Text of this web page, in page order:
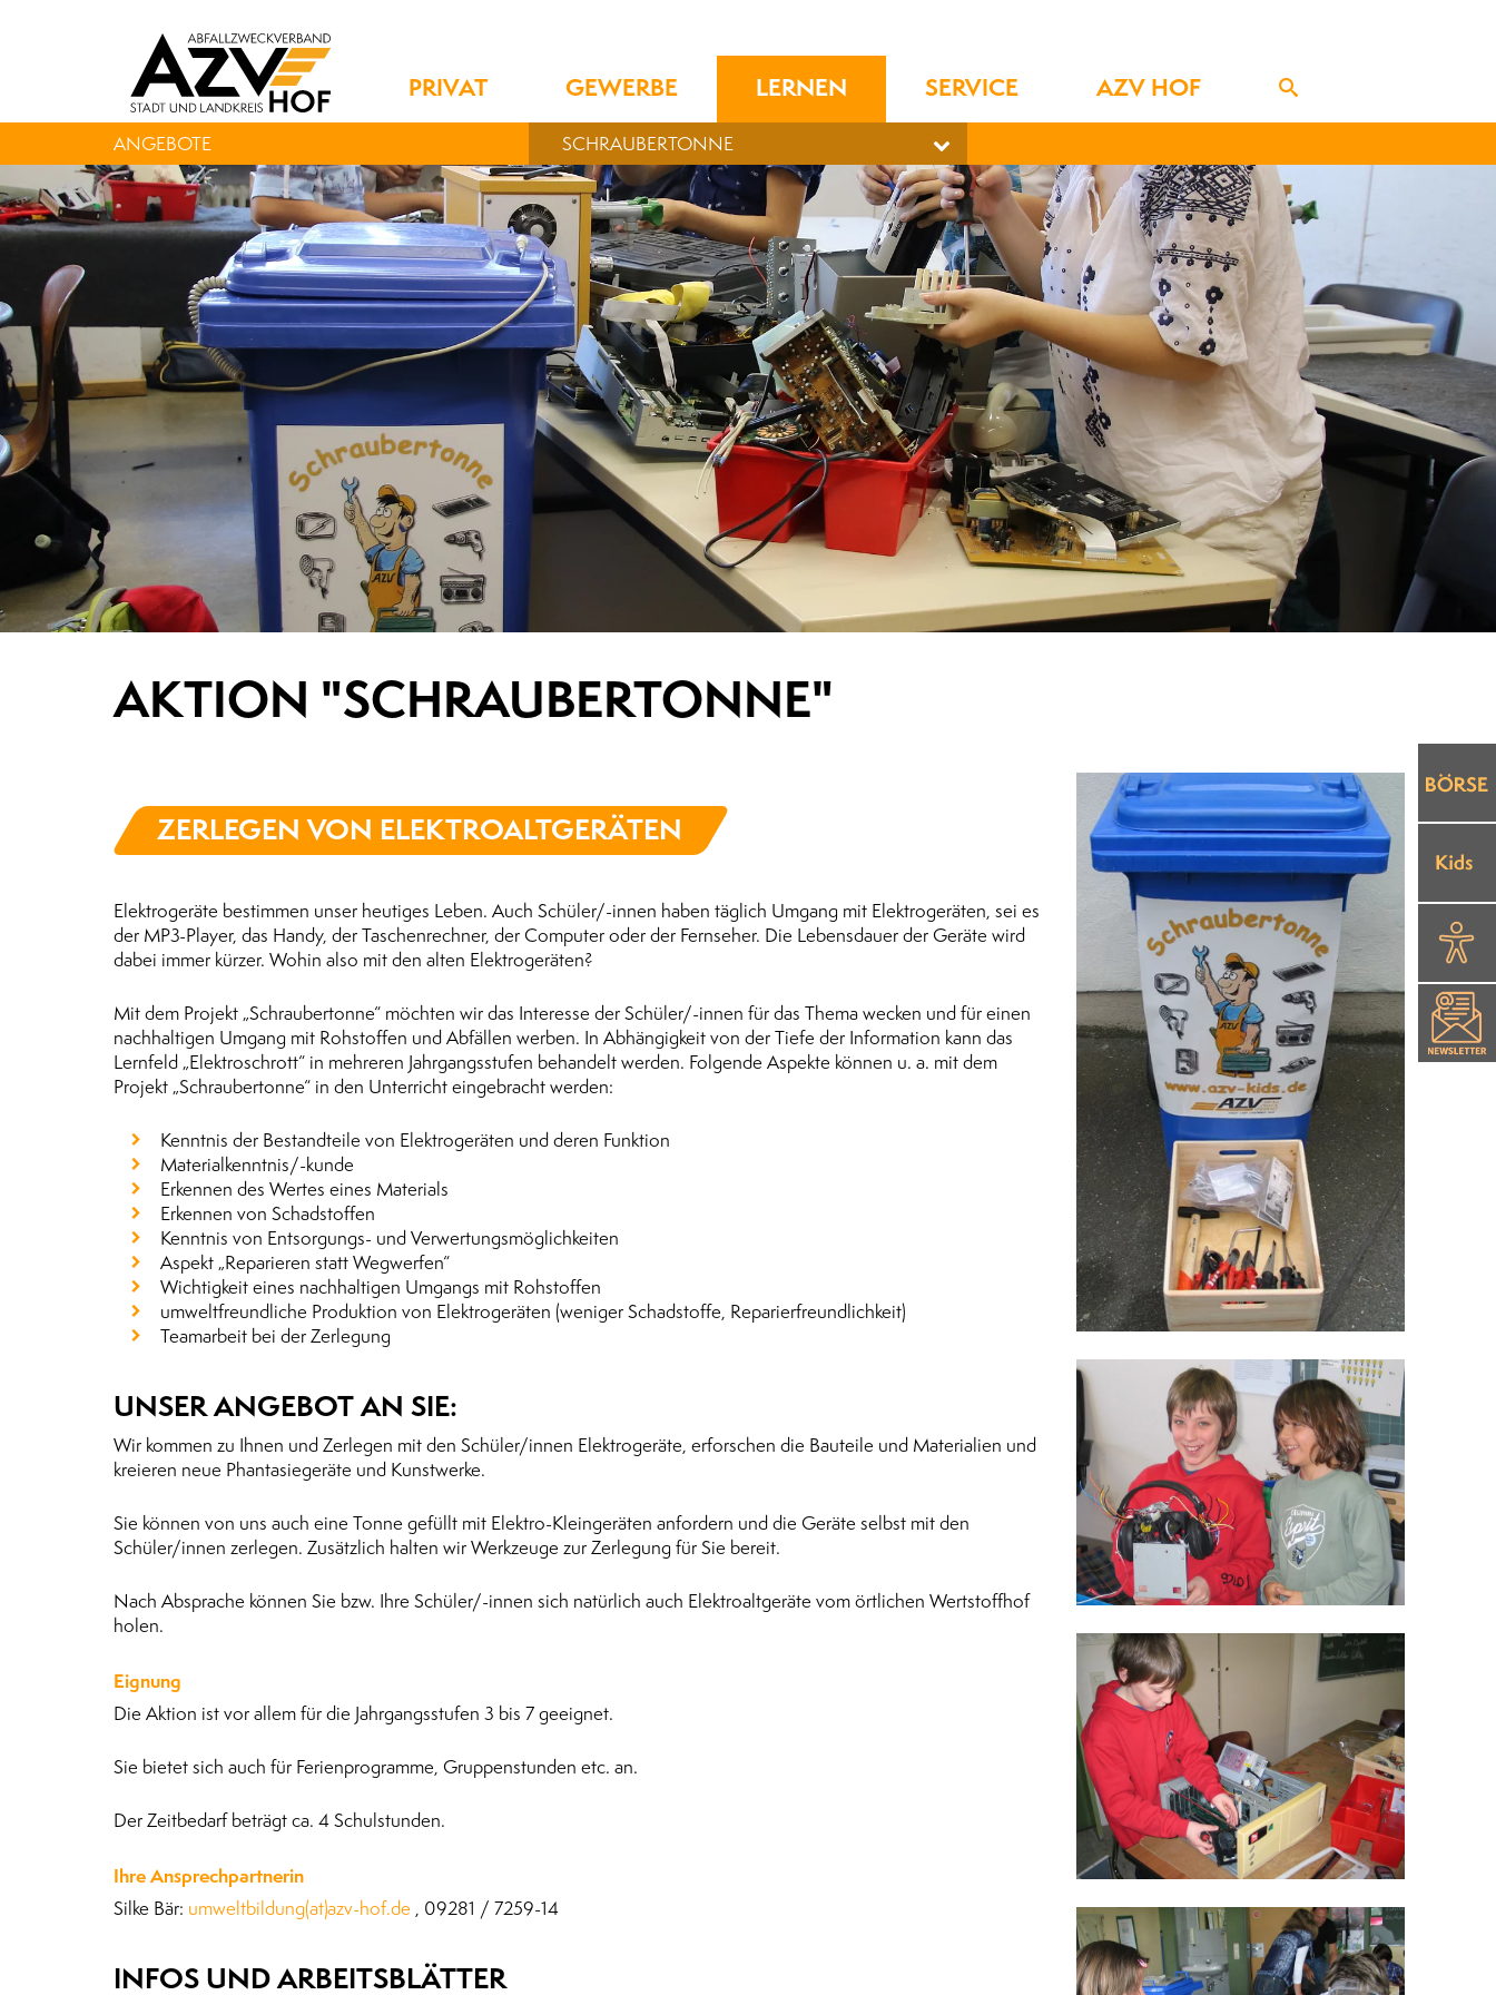
PRIVAT GEWERBE LERNEN SERVICE AZV HOF
ANGEBOTE SCHRAUBERTONNE
AKTION "SCHRAUBERTONNE"
ZERLEGEN VON ELEKTROALT­GERÄTEN
Elektrogeräte bestimmen unser heutiges Leben. Auch Schüler/-innen haben täglich Umgang mit Elektrogeräten, sei es
der MP3-Player, das Handy, der Taschenrechner, der Computer oder der Fernseher. Die Lebensdauer der Geräte wird
dabei immer kürzer. Wohin also mit den alten Elektrogeräten?
Mit dem Projekt „Schraubertonne“ möchten wir das Interesse der Schüler/-innen für das Thema wecken und für einen
nachhaltigen Umgang mit Rohstoffen und Abfällen werben. In Abhängigkeit von der Tiefe der Information kann das
Lernfeld „Elektroschrott“ in mehreren Jahrgangsstufen behandelt werden. Folgende Aspekte können u. a. mit dem
Projekt „Schraubertonne“ in den Unterricht eingebracht werden:
Kenntnis der Bestandteile von Elektrogeräten und deren Funktion
Materialkenntnis/-kunde
Erkennen des Wertes eines Materials
Erkennen von Schadstoffen
Kenntnis von Entsorgungs- und Verwertungsmöglichkeiten
Aspekt „Reparieren statt Wegwerfen“
Wichtigkeit eines nachhaltigen Umgangs mit Rohstoffen
umweltfreundliche Produktion von Elektrogeräten (weniger Schadstoffe, Reparierfreundlichkeit)
Teamarbeit bei der Zerlegung
UNSER ANGEBOT AN SIE:
Wir kommen zu Ihnen und Zerlegen mit den Schüler/innen Elektrogeräte, erforschen die Bauteile und Materialien und
kreieren neue Phantasiegeräte und Kunstwerke.
Sie können von uns auch eine Tonne gefüllt mit Elektro-Kleingeräten anfordern und die Geräte selbst mit den
Schüler/innen zerlegen. Zusätzlich halten wir Werkzeuge zur Zerlegung für Sie bereit.
Nach Absprache können Sie bzw. Ihre Schüler/-innen sich natürlich auch Elektroaltgeräte vom örtlichen Wertstoffhof
holen.
Eignung
Die Aktion ist vor allem für die Jahrgangsstufen 3 bis 7 geeignet.
Sie bietet sich auch für Ferienprogramme, Gruppenstunden etc. an.
Der Zeitbedarf beträgt ca. 4 Schulstunden.
Ihre Ansprechpartnerin
Silke Bär: umweltbildung(at)azv-hof.de , 09281 / 7259-14
INFOS UND ARBEITSBLÄTTER